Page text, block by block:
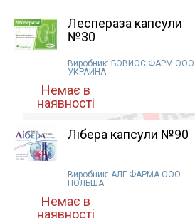
Леспераза капсули
№30
Виробник: БОВИОС ФАРМ ООО
УКРАИНА
Немає в
наявності
Лібера капсули №90
Виробник: АЛГ ФАРМА ООО
ПОЛЬША
Немає в
наявності